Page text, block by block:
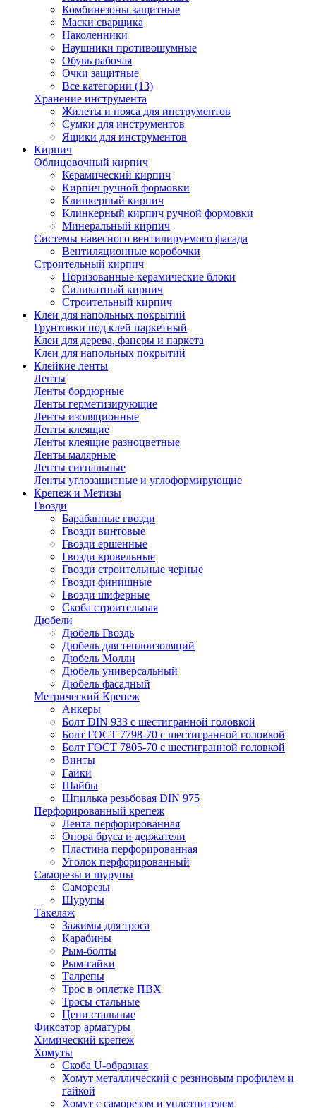
Комбинезоны защитные
Маски сварщика
Наколенники
Наушники противошумные
Обувь рабочая
Очки защитные
Все категории (13)
Хранение инструмента
Жилеты и пояса для инструментов
Сумки для инструментов
Ящики для инструментов
Кирпич
Облицовочный кирпич
Керамический кирпич
Кирпич ручной формовки
Клинкерный кирпич
Клинкерный кирпич ручной формовки
Минеральный кирпич
Системы навесного вентилируемого фасада
Вентиляционные коробочки
Строительный кирпич
Поризованные керамические блоки
Силикатный кирпич
Строительный кирпич
Клеи для напольных покрытий
Грунтовки под клей паркетный
Клеи для дерева, фанеры и паркета
Клеи для напольных покрытий
Клейкие ленты
Ленты
Ленты бордюрные
Ленты герметизирующие
Ленты изоляционные
Ленты клеящие
Ленты клеящие разноцветные
Ленты малярные
Ленты сигнальные
Ленты углозащитные и углоформирующие
Крепеж и Метизы
Гвозди
Барабанные гвозди
Гвозди винтовые
Гвозди ершенные
Гвозди кровельные
Гвозди строительные черные
Гвозди финишные
Гвозди шиферные
Скоба строительная
Дюбели
Дюбель Гвоздь
Дюбель для теплоизоляций
Дюбель Молли
Дюбель универсальный
Дюбель фасадный
Метрический Крепеж
Анкеры
Болт DIN 933 с шестигранной головкой
Болт ГОСТ 7798-70 с шестигранной головкой
Болт ГОСТ 7805-70 с шестигранной головкой
Винты
Гайки
Шайбы
Шпилька резьбовая DIN 975
Перфорированный крепеж
Лента перфорированная
Опора бруса и держатели
Пластина перфорированная
Уголок перфорированный
Саморезы и шурупы
Саморезы
Шурупы
Такелаж
Зажимы для троса
Карабины
Рым-болты
Рым-гайки
Талрепы
Трос в оплетке ПВХ
Тросы стальные
Цепи стальные
Фиксатор арматуры
Химический крепеж
Хомуты
Скоба U-образная
Хомут металлический с резиновым профилем и
гайкой
Хомут с саморезом и уплотнителем